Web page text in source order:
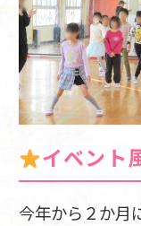
イベント
今年から２か月